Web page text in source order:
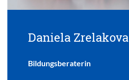
Daniela Zrelakova
Bildungsberaterin